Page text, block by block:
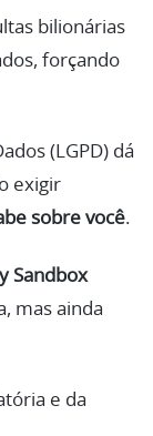
bilionárias
forçando
(LGPD) dá
exigir
sobre você.
Sandbox
mas ainda
e da